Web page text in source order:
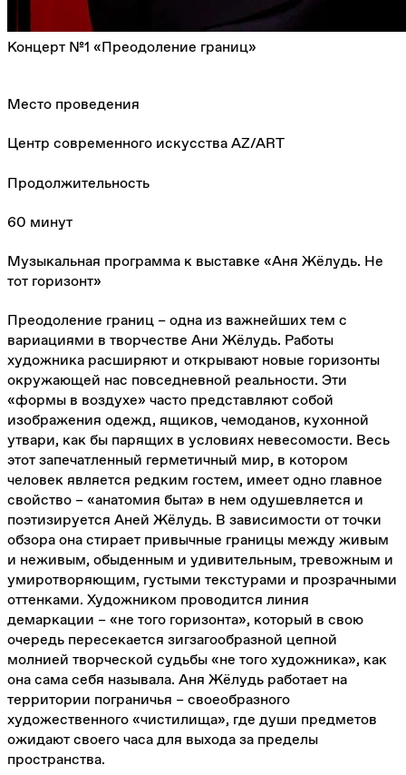
Концерт №1 «Преодоление границ»
Место проведения
Центр современного искусства AZ/ART
Продолжительность
60 минут
Музыкальная программа к выставке «Аня Жёлудь. Не
тот горизонт»
Преодоление границ – одна из важнейших тем с
вариациями в творчестве Ани Жёлудь. Работы
художника расширяют и открывают новые горизонты
окружающей нас повседневной реальности. Эти
«формы в воздухе» часто представляют собой
изображения одежд, ящиков, чемоданов, кухонной
утвари, как бы парящих в условиях невесомости. Весь
этот запечатленный герметичный мир, в котором
человек является редким гостем, имеет одно главное
свойство – «анатомия быта» в нем одушевляется и
поэтизируется Аней Жёлудь. В зависимости от точки
обзора она стирает привычные границы между живым
и неживым, обыденным и удивительным, тревожным и
умиротворяющим, густыми текстурами и прозрачными
оттенками. Художником проводится линия
демаркации – «не того горизонта», который в свою
очередь пересекается зигзагообразной цепной
молнией творческой судьбы «не того художника», как
она сама себя называла. Аня Жёлудь работает на
территории пограничья – своеобразного
художественного «чистилища», где души предметов
ожидают своего часа для выхода за пределы
пространства.